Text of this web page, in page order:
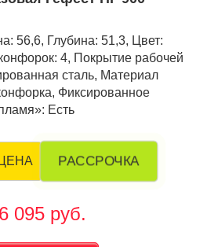
56,6, Глубина: 51,3, Цвет:
4, Покрытие рабочей
сталь, Материал
Фиксированное
Есть
РАССРОЧКА
6 095 руб.